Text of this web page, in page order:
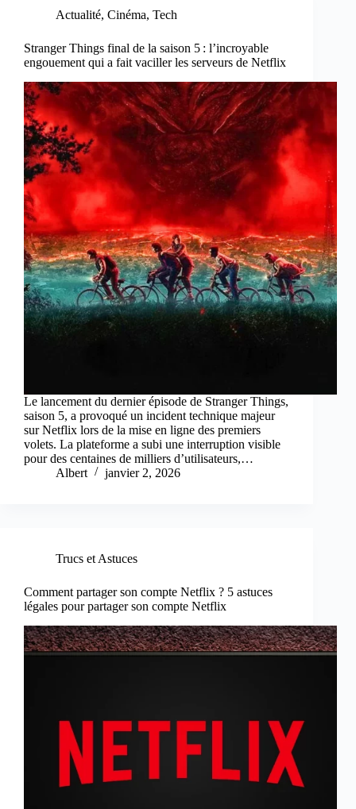
Actualité, Cinéma, Tech
Stranger Things final de la saison 5 : l’incroyable
engouement qui a fait vaciller les serveurs de Netflix
Le lancement du dernier épisode de Stranger Things,
saison 5, a provoqué un incident technique majeur
sur Netflix lors de la mise en ligne des premiers
volets. La plateforme a subi une interruption visible
pour des centaines de milliers d’utilisateurs,…
Albert
janvier 2, 2026
Trucs et Astuces
Comment partager son compte Netflix ? 5 astuces
légales pour partager son compte Netflix